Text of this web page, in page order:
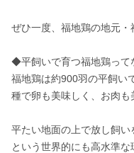
ぜひ一度、福地鶏の地元・
◆平飼いで育つ福地鶏って
福地鶏は約900羽の平飼い
種で卵も美味しく、お肉も
平たい地面の上で放し飼
という世界的にも高水準